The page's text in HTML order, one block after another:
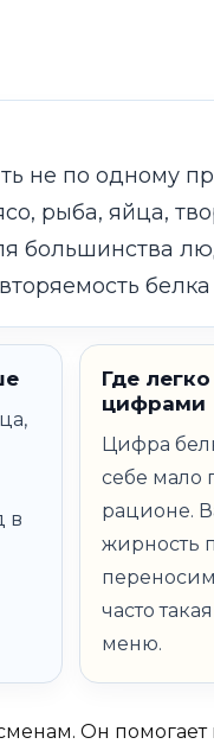
не по одному
рыба, яйца,
большинства
в
Где
цифрами
Цифра
себе мало
рационе.
жирность
часто
меню.
Он